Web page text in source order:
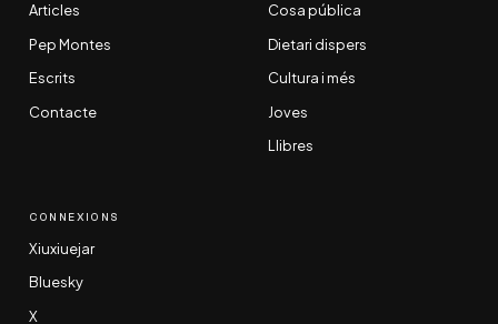
Articles
Pep Montes
Escrits
Contacte
Cosa pública
Dietari dispers
Cultura i més
Joves
Llibres
CONNEXIONS
Xiuxiuejar
Bluesky
X